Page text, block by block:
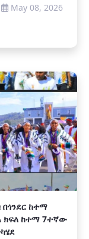
May 08, 2026
ከተማ
ክፍለ ከተማ 7ተኛው